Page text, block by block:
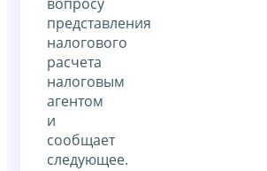
представления
налогового
расчета
налоговым
агентом
и
сообщает
следующее.